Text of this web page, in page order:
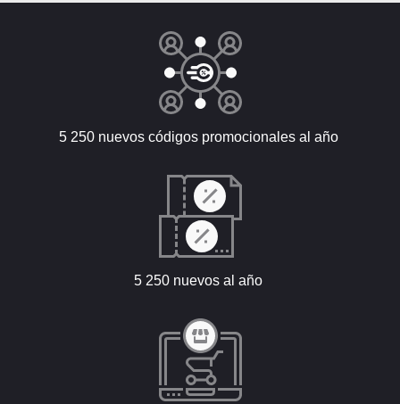
5 250 nuevos códigos promocionales al año
5 250 nuevos al año